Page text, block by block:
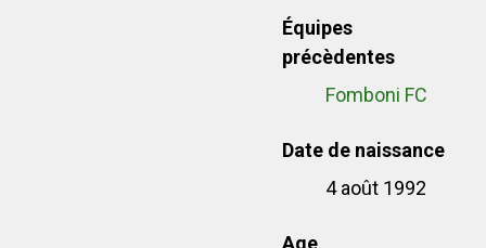
Équipes
précèdentes
Fomboni FC
Date de naissance
4 août 1992
Age